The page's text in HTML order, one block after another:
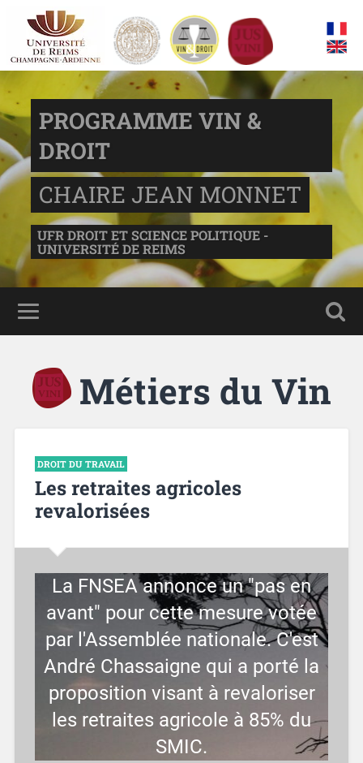
PROGRAMME VIN &
DROIT
CHAIRE JEAN MONNET
UFR DROIT ET SCIENCE POLITIQUE -
UNIVERSITÉ DE REIMS
Métiers du Vin
DROIT DU TRAVAIL
Les retraites agricoles
revalorisées
La FNSEA annonce un "pas en
avant" pour cette mesure votée
par l'Assemblée nationale. C'est
André Chassaigne qui a porté la
proposition visant à revaloriser
les retraites agricole à 85% du
SMIC.